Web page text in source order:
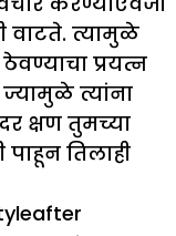
वाटते. त्यामुळे
प्रयत्न
त्यांना
क्षण तुमच्या
तिलाही
Tags
after